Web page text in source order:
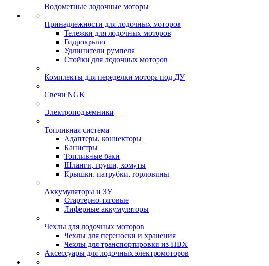
Водометные лодочные моторы
Принадлежности для лодочных моторов
Тележки для лодочных моторов
Гидрокрыло
Удлинители румпеля
Стойки для лодочных моторов
Комплекты для переделки мотора под ДУ
Свечи NGK
Электроподъемники
Топливная система
Адаптеры, коннекторы
Канистры
Топливные баки
Шланги, груши, хомуты
Крышки, патрубки, горловины
Аккумуляторы и ЗУ
Стартерно-тяговые
Лиферные аккумуляторы
Чехлы для лодочных моторов
Чехлы для переноски и хранения
Чехлы для транспортировки из ПВХ
Аксессуары для лодочных электромоторов